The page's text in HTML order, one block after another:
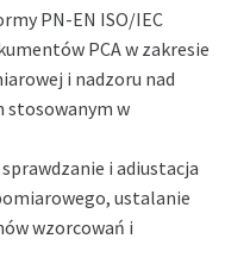
PN-EN ISO/IEC
PCA w zakresie
i nadzoru nad
stosowanym w
i adiustacja
ustalanie
wzorcowań i